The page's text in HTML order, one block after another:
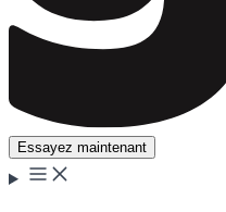
Essayez maintenant